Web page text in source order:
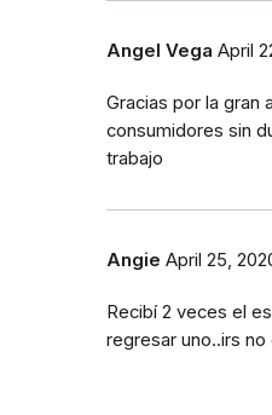
Angel Vega April
Gracias por la gran
consumidores sin
trabajo
Angie April 25,
Recibí 2 veces el
regresar uno..irs no